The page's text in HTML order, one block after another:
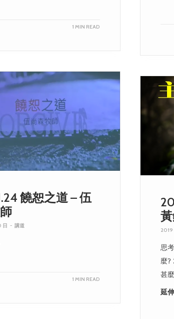
1 MIN READ
饒恕之道 – 伍
日 - 講道
1 MIN READ
2019
思
麼?
甚
延